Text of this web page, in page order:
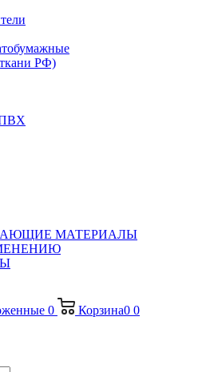
РФ)
МАТЕРИАЛЫ
0 Корзина0 0